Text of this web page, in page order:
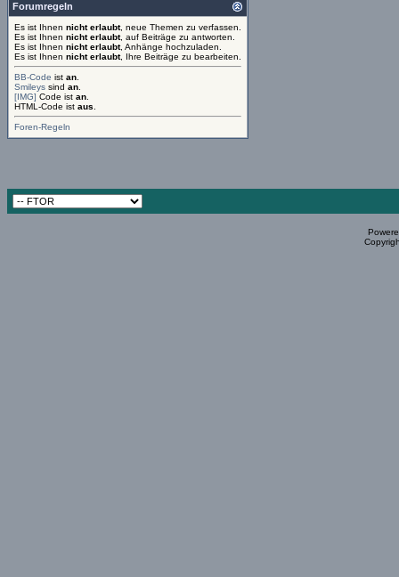
Forumregeln
Es ist Ihnen nicht erlaubt, neue Themen zu verfassen.
Es ist Ihnen nicht erlaubt, auf Beiträge zu antworten.
Es ist Ihnen nicht erlaubt, Anhänge hochzuladen.
Es ist Ihnen nicht erlaubt, Ihre Beiträge zu bearbeiten.
BB-Code ist an
Smileys sind an
[IMG] Code ist an
HTML-Code ist aus
Foren-Regeln